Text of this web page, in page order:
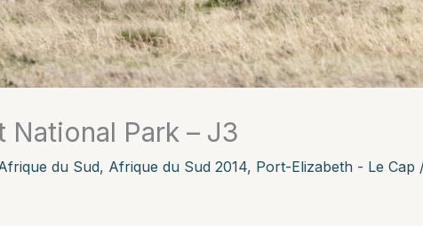
National Park – J3
du Sud, Afrique du Sud 2014, Port-Elizabeth - Le Cap